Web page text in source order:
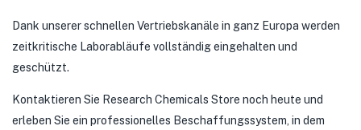
Dank unserer schnellen Vertriebskanäle in ganz Europa werden
zeitkritische Laborabläufe vollständig eingehalten und
geschützt.
Kontaktieren Sie Research Chemicals Store noch heute und
erleben Sie ein professionelles Beschaffungssystem, in dem